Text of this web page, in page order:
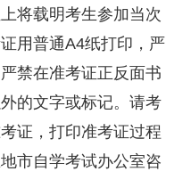
将载明考生参加当次
用普通A4纸打印，严
禁在准考证正反面书
的文字或标记。请考
证，打印准考证过程
市自学考试办公室咨